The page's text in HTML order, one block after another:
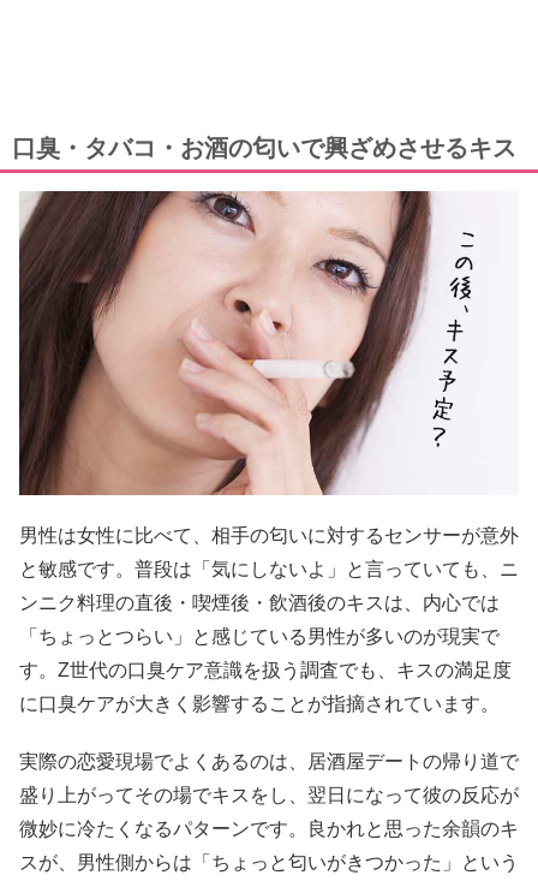
口臭・タバコ・お酒の匂いで興ざめさせるキス
男性は女性に比べて、相手の匂いに対するセンサーが意外
と敏感です。普段は「気にしないよ」と言っていても、ニ
ンニク料理の直後・喫煙後・飲酒後のキスは、内心では
「ちょっとつらい」と感じている男性が多いのが現実で
す。Z世代の口臭ケア意識を扱う調査でも、キスの満足度
に口臭ケアが大きく影響することが指摘されています。
実際の恋愛現場でよくあるのは、居酒屋デートの帰り道で
盛り上がってその場でキスをし、翌日になって彼の反応が
微妙に冷たくなるパターンです。良かれと思った余韻のキ
スが、男性側からは「ちょっと匂いがきつかった」という